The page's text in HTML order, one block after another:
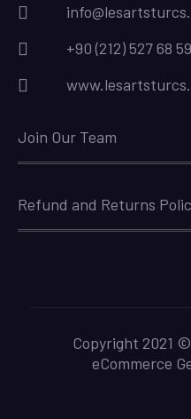
+90 (212) 527 68 59
Join Our Team
Refund and Returns
Copyright 2021
eCommerce